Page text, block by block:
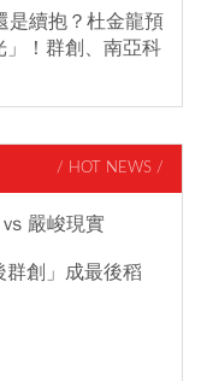
是續抱？杜金龍預
！群創、南亞科
/ HOT NEWS /
嚴峻現實
創」成最後稻